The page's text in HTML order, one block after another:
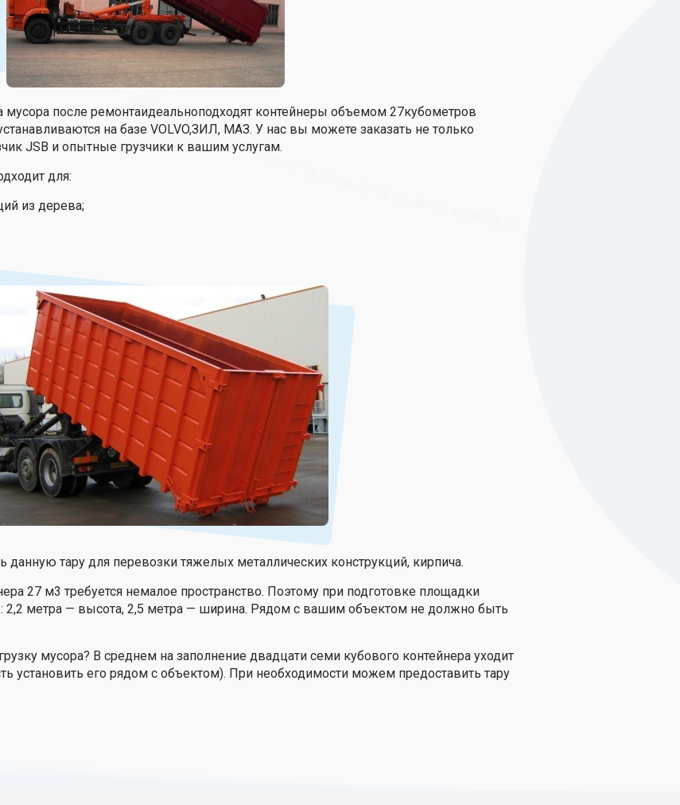
после ремонтаидеальноподходят контейнеры объемом 27кубометров
на базе VOLVO,ЗИЛ, МАЗ. У нас вы можете заказать не только
JSB и опытные грузчики к вашим услугам.
для:
из дерева;
тару для перевозки тяжелых металлических конструкций, кирпича.
27 м3 требуется немалое пространство. Поэтому при подготовке площадки
2,2 метра — высота, 2,5 метра — ширина. Рядом с вашим объектом не должно быть
мусора? В среднем на заполнение двадцати семи кубового контейнера уходит
установить его рядом с объектом). При необходимости можем предоставить тару